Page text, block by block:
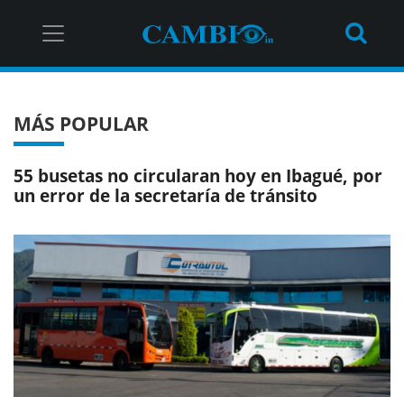
MÁS POPULAR
55 busetas no circularan hoy en Ibagué, por
un error de la secretaría de tránsito